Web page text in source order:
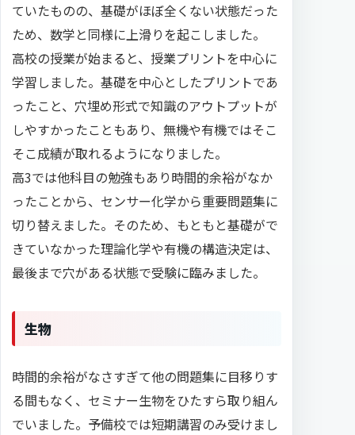
ていたものの、基礎がほぼ全くない状態だった
ため、数学と同様に上滑りを起こしました。
高校の授業が始まると、授業プリントを中心に
学習しました。基礎を中心としたプリントであ
ったこと、穴埋め形式で知識のアウトプットが
しやすかったこともあり、無機や有機ではそこ
そこ成績が取れるようになりました。
高3では他科目の勉強もあり時間的余裕がなか
ったことから、センサー化学から重要問題集に
切り替えました。そのため、もともと基礎がで
きていなかった理論化学や有機の構造決定は、
最後まで穴がある状態で受験に臨みました。
生物
時間的余裕がなさすぎて他の問題集に目移りす
る間もなく、セミナー生物をひたすら取り組ん
でいました。予備校では短期講習のみ受けまし